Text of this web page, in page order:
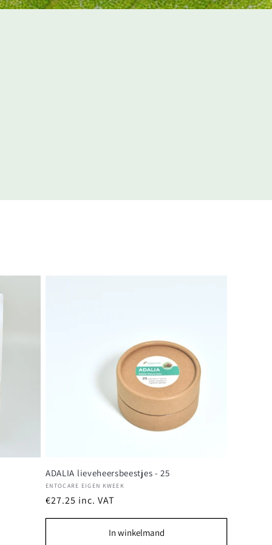
ADALIA lieveheersbeestjes - 25
Verkoper:
ENTOCARE EIGEN KWEEK
Normale
prijs
€27.25 inc. VAT
In winkelmand